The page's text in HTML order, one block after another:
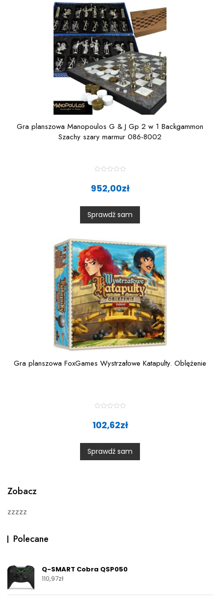
5
Gra planszowa Manopoulos G & J Gp 2 w 1 Backgammon
Szachy szary marmur 086-8002
a
t
0
o
t
5
952,00zł
Sprawdź sam
Gra planszowa FoxGames Wystrzałowe Katapulty. Oblężenie
0
o
t
102,62zł
Sprawdź sam
Zobacz
zzzzz
Polecane
Q-SMART Cobra QSP050
110,97zł